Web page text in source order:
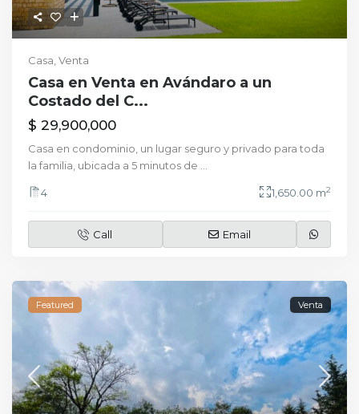
Casa ,Venta
Casa en Venta en Avándaro a un
Costado del C...
$ 29,900,000
Casa en condominio, un lugar seguro y privado para toda
la familia, ubicada a 5 minutos de
4 1,650.00 m2
Call Email
Featured Venta